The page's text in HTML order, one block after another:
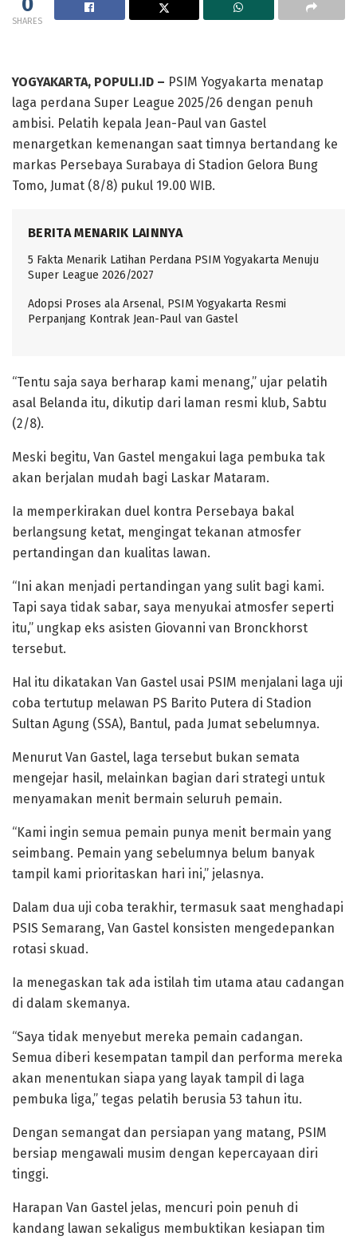
SHARES
YOGYAKARTA, POPULI.ID – PSIM Yogyakarta menatap
laga perdana Super League 2025/26 dengan penuh
ambisi. Pelatih kepala Jean-Paul van Gastel
menargetkan kemenangan saat timnya bertandang ke
markas Persebaya Surabaya di Stadion Gelora Bung
Tomo, Jumat (8/8) pukul 19.00 WIB.
BERITA MENARIK LAINNYA
5 Fakta Menarik Latihan Perdana PSIM Yogyakarta Menuju
Super League 2026/2027
Adopsi Proses ala Arsenal, PSIM Yogyakarta Resmi
Perpanjang Kontrak Jean-Paul van Gastel
“Tentu saja saya berharap kami menang,” ujar pelatih
asal Belanda itu, dikutip dari laman resmi klub, Sabtu
(2/8).
Meski begitu, Van Gastel mengakui laga pembuka tak
akan berjalan mudah bagi Laskar Mataram.
Ia memperkirakan duel kontra Persebaya bakal
berlangsung ketat, mengingat tekanan atmosfer
pertandingan dan kualitas lawan.
“Ini akan menjadi pertandingan yang sulit bagi kami.
Tapi saya tidak sabar, saya menyukai atmosfer seperti
itu,” ungkap eks asisten Giovanni van Bronckhorst
tersebut.
Hal itu dikatakan Van Gastel usai PSIM menjalani laga uji
coba tertutup melawan PS Barito Putera di Stadion
Sultan Agung (SSA), Bantul, pada Jumat sebelumnya.
Menurut Van Gastel, laga tersebut bukan semata
mengejar hasil, melainkan bagian dari strategi untuk
menyamakan menit bermain seluruh pemain.
“Kami ingin semua pemain punya menit bermain yang
seimbang. Pemain yang sebelumnya belum banyak
tampil kami prioritaskan hari ini,” jelasnya.
Dalam dua uji coba terakhir, termasuk saat menghadapi
PSIS Semarang, Van Gastel konsisten mengedepankan
rotasi skuad.
Ia menegaskan tak ada istilah tim utama atau cadangan
di dalam skemanya.
“Saya tidak menyebut mereka pemain cadangan.
Semua diberi kesempatan tampil dan performa mereka
akan menentukan siapa yang layak tampil di laga
pembuka liga,” tegas pelatih berusia 53 tahun itu.
Dengan semangat dan persiapan yang matang, PSIM
bersiap mengawali musim dengan kepercayaan diri
tinggi.
Harapan Van Gastel jelas, mencuri poin penuh di
kandang lawan sekaligus membuktikan kesiapan tim